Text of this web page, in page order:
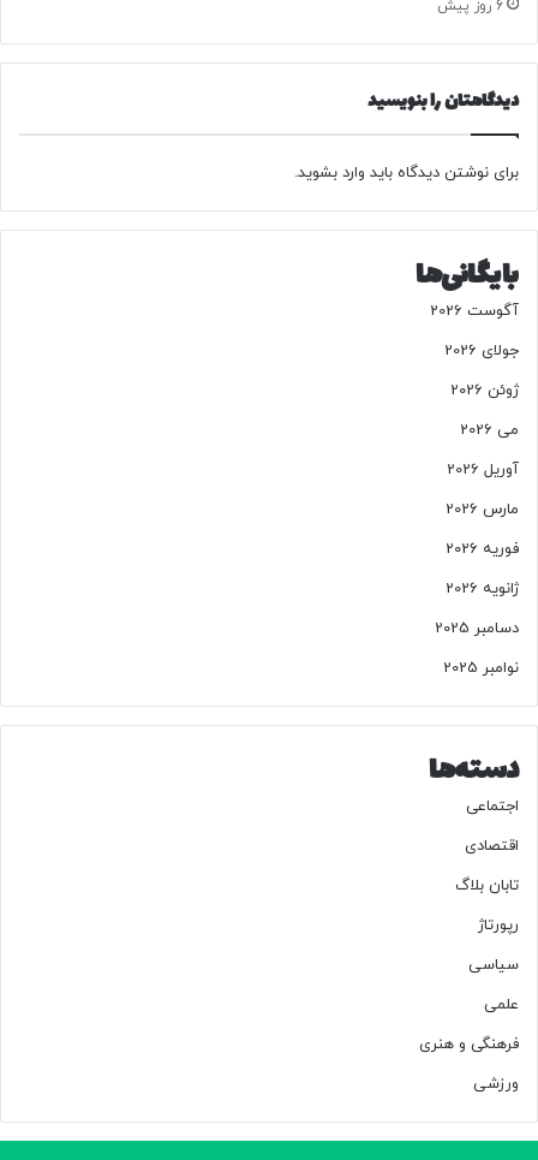
و
ر
ک
د
ک
ف
ز
ی
س
ل
ن
د
ن
خ
ا
ن
ه
6 روز پیش
دیدگاهتان را بنویسید
برای نوشتن دیدگاه باید وارد بشوید.
بایگانی‌ها
آگوست 2026
جولای 2026
ژوئن 2026
می 2026
آوریل 2026
مارس 2026
فوریه 2026
ژانویه 2026
دسامبر 2025
نوامبر 2025
دسته‌ها
اجتماعی
اقتصادی
تابان بلاگ
رپورتاژ
سیاسی
علمی
فرهنگی و هنری
ورزشی